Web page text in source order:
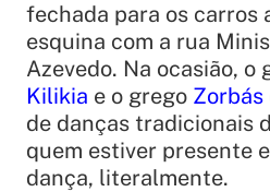
fechada para os carros
esquina com a rua
Azevedo. Na ocasião, o
Kilikia e o grego Zorbás
de danças tradicionais
quem estiver presente
dança, literalmente.